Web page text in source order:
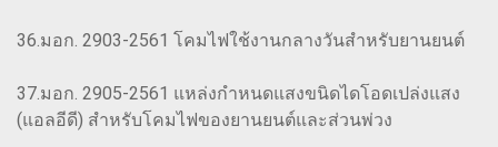
36.มอก. 2903-2561 โคมไฟใช้งานกลางวันสำหรับยานยนต์
37.มอก. 2905-2561 แหล่งกำหนดแสงขนิดไดโอดเปล่งแสง
(แอลอีดี) สำหรับโคมไฟของยานยนต์และส่วนพ่วง